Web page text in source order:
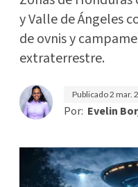
y Valle de Ángeles
de ovnis y
extraterrestre.
Publicado2 mar.
Por: Evelin